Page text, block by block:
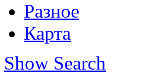
Разное
Карта
Show Search